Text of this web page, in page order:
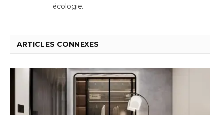
écologie.
ARTICLES CONNEXES